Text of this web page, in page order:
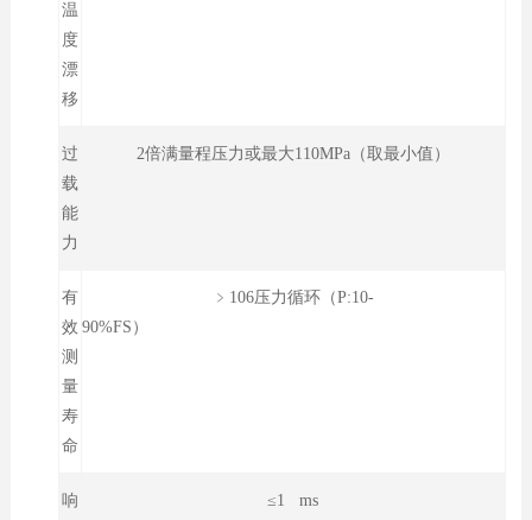
温
度
漂
移
过
载
能
力
2倍满量程压力或最大110MPa（取最小值）
有
效
测
量
寿
命
﹥106压力循环（P:10-
90%FS）
响
≤1 ms